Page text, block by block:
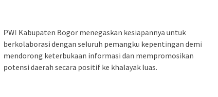
PWI Kabupaten Bogor menegaskan kesiapannya untuk
berkolaborasi dengan seluruh pemangku kepentingan demi
mendorong keterbukaan informasi dan mempromosikan
potensi daerah secara positif ke khalayak luas.